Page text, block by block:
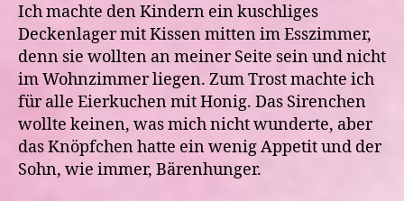
Ich machte den Kindern ein kuschliges
Deckenlager mit Kissen mitten im Esszimmer,
denn sie wollten an meiner Seite sein und nicht
im Wohnzimmer liegen. Zum Trost machte ich
für alle Eierkuchen mit Honig. Das Sirenchen
wollte keinen, was mich nicht wunderte, aber
das Knöpfchen hatte ein wenig Appetit und der
Sohn, wie immer, Bärenhunger.